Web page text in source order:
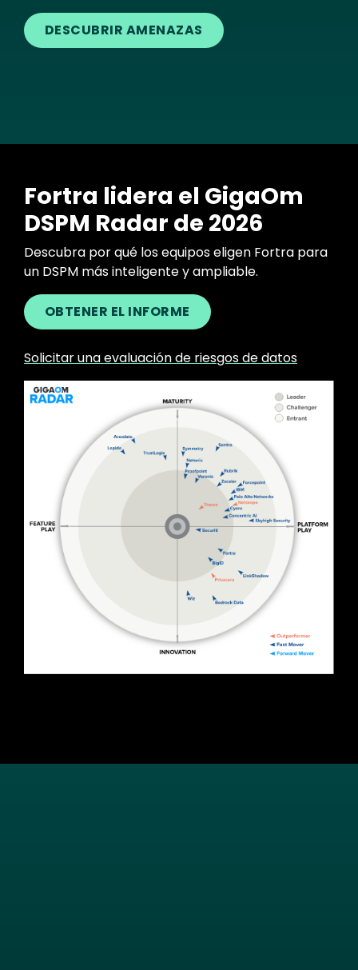
DESCUBRIR AMENAZAS
Fortra lidera el GigaOm
DSPM Radar de 2026
Descubra por qué los equipos eligen Fortra para
un DSPM más inteligente y ampliable.
OBTENER EL INFORME
Solicitar una evaluación de riesgos de datos
Image